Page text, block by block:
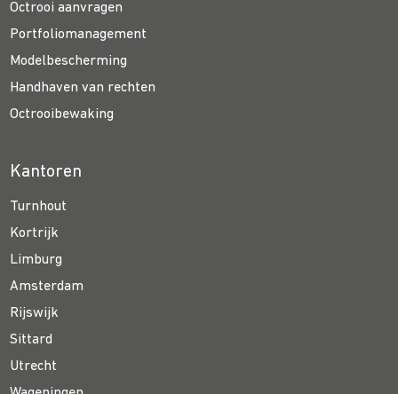
Octrooi aanvragen
Portfoliomanagement
Modelbescherming
Handhaven van rechten
Octrooibewaking
Kantoren
Turnhout
Kortrijk
Limburg
Amsterdam
Rijswijk
Sittard
Utrecht